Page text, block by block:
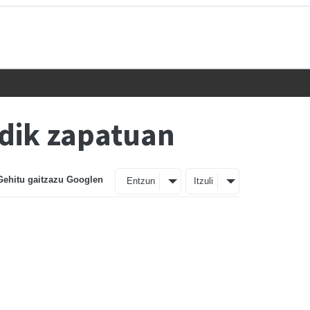
zapatuan
gaitzazu Googlen Entzun Itzuli